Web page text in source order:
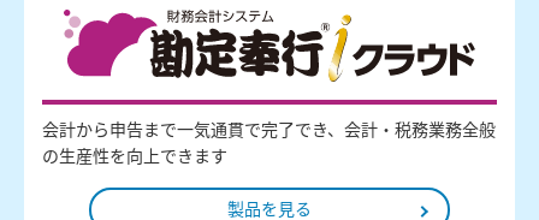
会計から申告まで一気通貫で完了でき、会計・税務業務全般
の生産性を向上できます
製品を見る